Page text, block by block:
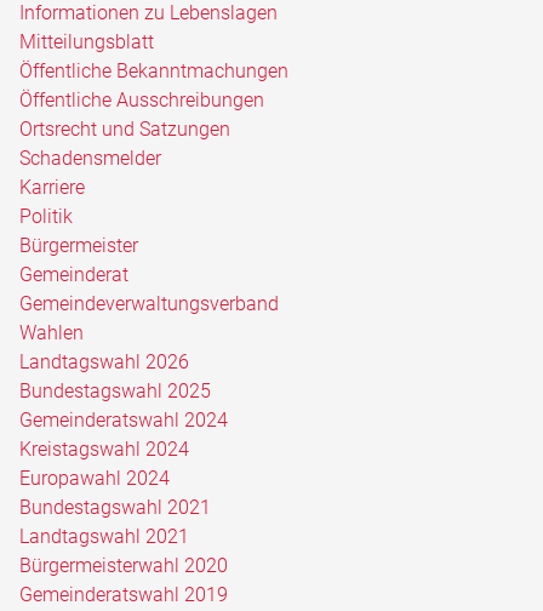
Informationen zu Lebenslagen
Mitteilungsblatt
Öffentliche Bekanntmachungen
Öffentliche Ausschreibungen
Ortsrecht und Satzungen
Schadensmelder
Karriere
Politik
Bürgermeister
Gemeinderat
Gemeindeverwaltungsverband
Wahlen
Landtagswahl 2026
Bundestagswahl 2025
Gemeinderatswahl 2024
Kreistagswahl 2024
Europawahl 2024
Bundestagswahl 2021
Landtagswahl 2021
Bürgermeisterwahl 2020
Gemeinderatswahl 2019